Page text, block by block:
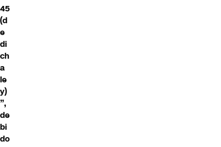
45
(d
e
di
ch
a
le
y)
”,
de
bi
do